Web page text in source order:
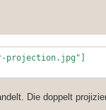
projection.jpg"]
Die doppelt